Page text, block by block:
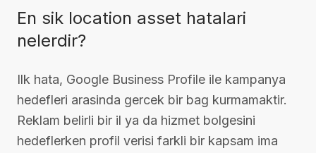
En sik location asset hatalari
nelerdir?
Ilk hata, Google Business Profile ile kampanya
hedefleri arasinda gercek bir bag kurmamaktir.
Reklam belirli bir il ya da hizmet bolgesini
hedeflerken profil verisi farkli bir kapsam ima